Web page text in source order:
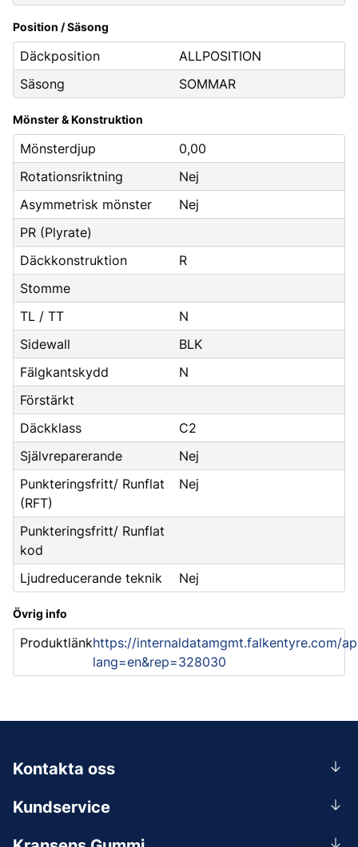
Position / Säsong
Däckposition
ALLPOSITION
Säsong
SOMMAR
Mönster & Konstruktion
Mönsterdjup
0,00
Rotationsriktning
Nej
Asymmetrisk mönster
Nej
PR (Plyrate)
Däckkonstruktion
R
Stomme
TL / TT
N
Sidewall
BLK
Fälgkantskydd
N
Förstärkt
Däckklass
C2
Självreparerande
Nej
Punkteringsfritt/ Runflat
(RFT)
Nej
Punkteringsfritt/ Runflat
kod
Ljudreducerande teknik
Nej
Övrig info
Produktlänkhttps://internaldatamgmt.falkentyre.com/
lang=en&rep=328030
Kundservice
Kontakta oss
0156-409 00
Mån-Tors 07.30-16:30, Fre 07.30-15.00.
Lunchstängt 12:00-12:30